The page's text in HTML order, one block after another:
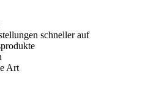
schneller auf
Art